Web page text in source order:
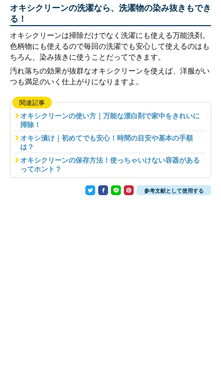
オキシクリーンの洗濯なら、洗濯物の染み抜きもでき
る！
オキシクリーンは掃除だけでなく洗濯にも使える万能洗剤。
色柄物にも使えるので毎回の洗濯でも安心して使えるのはも
ちろん、染み抜きに使うことだってできます。
汚れ落ちの効果が抜群なオキシクリーンを使えば、洋服がい
つも満足のいく仕上がりになりますよ。
関連記事
オキシクリーンの使い方｜万能な漂白剤で家中をきれいに
掃除！
オキシ漬け｜初めてでも安心！時間の目安や基本の手順
は？
オキシクリーンの保存方法！使っちゃいけない容器がある
ってホント？
参考文献として使用する